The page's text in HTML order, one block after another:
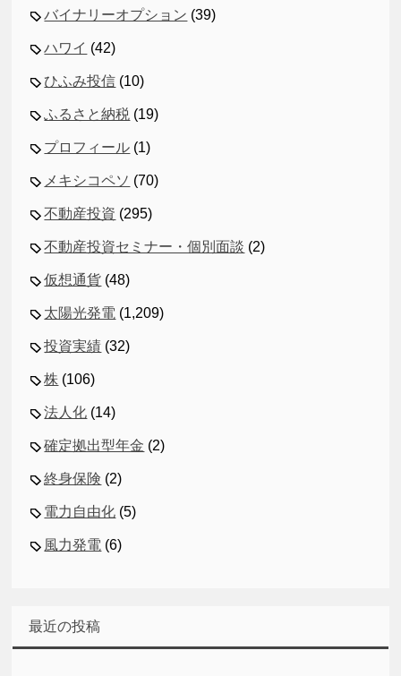
バイナリーオプション (39)
ハワイ (42)
ひふみ投信 (10)
ふるさと納税 (19)
プロフィール (1)
メキシコペソ (70)
不動産投資 (295)
不動産投資セミナー・個別面談 (2)
仮想通貨 (48)
太陽光発電 (1,209)
投資実績 (32)
株 (106)
法人化 (14)
確定拠出型年金 (2)
終身保険 (2)
電力自由化 (5)
風力発電 (6)
最近の投稿